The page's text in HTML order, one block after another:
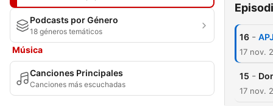
Podcasts por Género
18 géneros temáticos
Música
Canciones Principales
Canciones más escuchadas
16 -
17 nov.
15 -
17 nov.